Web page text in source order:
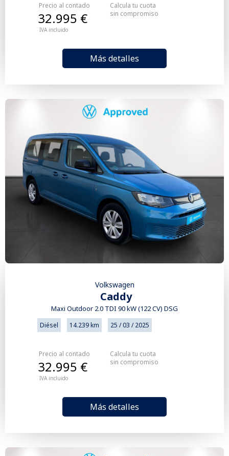
Precio al contado
IVA incluido
32.995 €
Más detalles
Calcula tu cuota
sin compromiso
Volkswagen
Caddy
Maxi Outdoor 2.0 TDI 90 kW (122 CV) DSG
Diésel 14.239 km 25 / 03 / 2025
Precio al contado
IVA incluido
32.995 €
Más detalles
Calcula tu cuota
sin compromiso